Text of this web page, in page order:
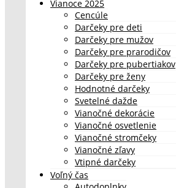
Vianoce 2025
Cencúle
Darčeky pre deti
Darčeky pre mužov
Darčeky pre prarodičov
Darčeky pre pubertiakov
Darčeky pre ženy
Hodnotné darčeky
Svetelné dažde
Vianočné dekorácie
Vianočné osvetlenie
Vianočné stromčeky
Vianočné zľavy
Vtipné darčeky
Voľný čas